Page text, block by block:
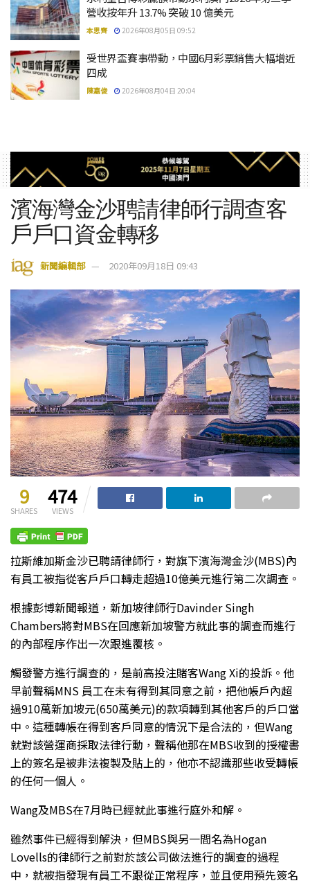
營收按年升 13.7% 突破 10 億美元
本思齊 2026年08月05日 09:52
受世界盃賽事帶動，中國6月彩票銷售大幅增近
四成
陳嘉俊 2026年08月04日 20:04
濱海灣金沙聘請律師行調查客
戶戶口資金轉移
新聞編輯部 2020年09月18日 09:43
9
SHARES
474
VIEWS
拉斯維加斯金沙已聘請律師行，對旗下濱海灣金沙(MBS)內
有員工被指從客戶戶口轉走超過10億美元進行第二次調查。
根據彭博新聞報道，新加坡律師行Davinder Singh
Chambers將對MBS在回應新加坡警方就此事的調查而進行
的內部程序作出一次跟進覆核。
觸發警方進行調查的，是前高投注賭客Wang Xi的投訴。他
早前聲稱MNS 員工在未有得到其同意之前，把他帳戶內超
過910萬新加坡元(650萬美元)的款項轉到其他客戶的戶口當
中。這種轉帳在得到客戶同意的情況下是合法的，但Wang
就對該營運商採取法律行動，聲稱他那在MBS收到的授權書
上的簽名是被非法複製及貼上的，他亦不認識那些收受轉帳
的任何一個人。
Wang及MBS在7月時已經就此事進行庭外和解。
雖然事件已經得到解決，但MBS與另一間名為Hogan
Lovells的律師行之前對於該公司做法進行的調查的過程
中，就被指發現有員工不跟從正常程序，並且使用預先簽名